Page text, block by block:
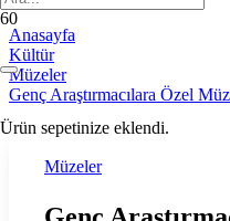
Ürün sepetinize eklendi.
Anasayfa
Kültür
Müzeler
Genç Araştırmacılara Özel
Müzeler